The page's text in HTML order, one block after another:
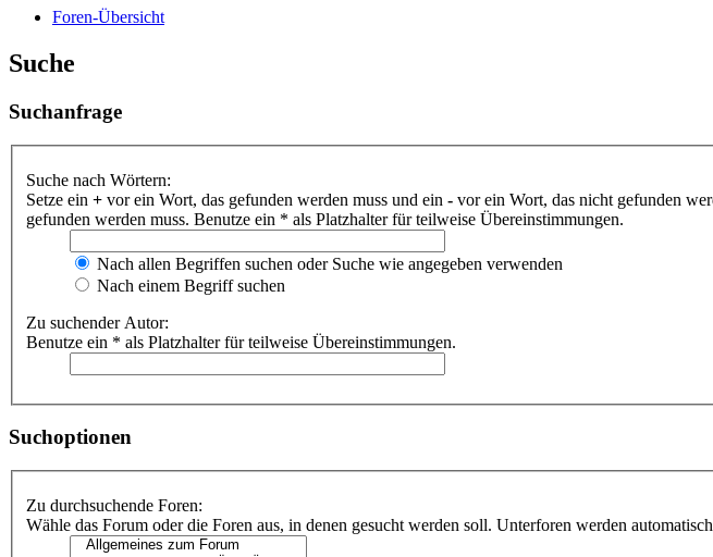
Foren-Übersicht
Suche
Suchanfrage
Suche nach Wörtern:
Setze ein + vor ein Wort, das gefunden werden muss und ein - vor ein Wort, das nicht gefunden
gefunden werden muss. Benutze ein * als Platzhalter für teilweise Übereinstimmungen.
Nach allen Begriffen suchen oder Suche wie angegeben verwenden
Nach einem Begriff suchen
Zu suchender Autor:
Benutze ein * als Platzhalter für teilweise Übereinstimmungen.
Suchoptionen
Zu durchsuchende Foren:
Wähle das Forum oder die Foren aus, in denen gesucht werden soll. Unterforen werden